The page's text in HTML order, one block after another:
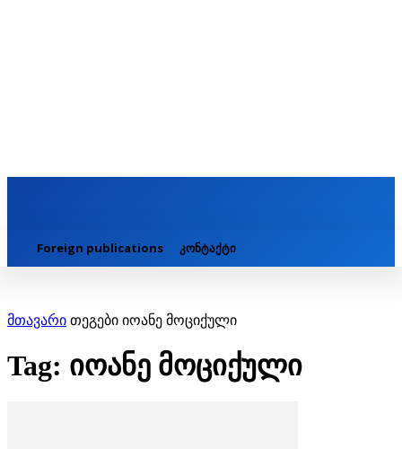
Foreign publications კონტაქტი
მთავარი თეგები იოანე მოციქული
Tag: იოანე მოციქული